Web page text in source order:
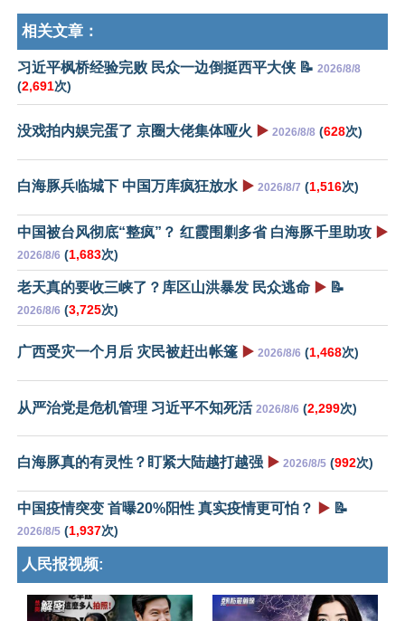
相关文章：
习近平枫桥经验完败 民众一边倒挺西平大侠 📝 2026/8/8
(2,691次)
没戏拍内娱完蛋了 京圈大佬集体哑火 ▶️ 2026/8/8 (628次)
白海豚兵临城下 中国万库疯狂放水 ▶️ 2026/8/7 (1,516次)
中国被台风彻底“整疯”？ 红霞围剿多省 白海豚千里助攻 ▶️
2026/8/6 (1,683次)
老天真的要收三峡了？库区山洪暴发 民众逃命 ▶️ 📝
2026/8/6 (3,725次)
广西受灾一个月后 灾民被赶出帐篷 ▶️ 2026/8/6 (1,468次)
从严治党是危机管理 习近平不知死活 2026/8/6 (2,299次)
白海豚真的有灵性？盯紧大陆越打越强 ▶️ 2026/8/5 (992次)
中国疫情突变 首曝20%阳性 真实疫情更可怕？ ▶️ 📝
2026/8/5 (1,937次)
人民报视频: